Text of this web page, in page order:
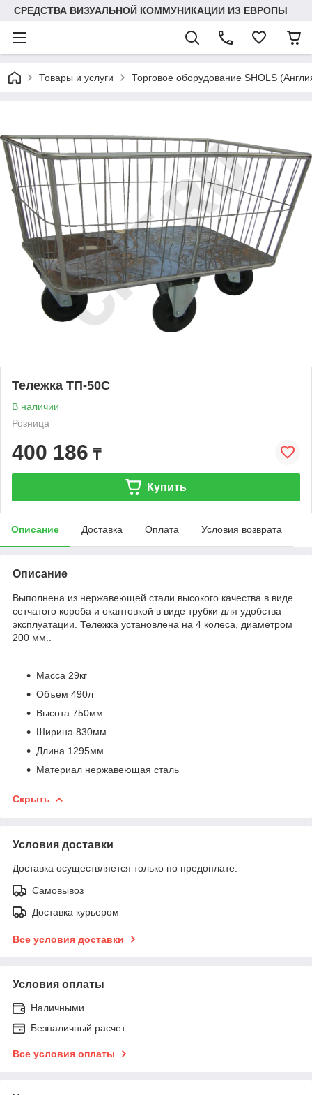
СРЕДСТВА ВИЗУАЛЬНОЙ КОММУНИКАЦИИ ИЗ ЕВРОПЫ
Товары и услуги Торговое оборудование SHOLS
Тележка ТП-50С
В наличии
Розница
400 186 ₸
Купить
Описание Доставка Оплата Условия возврата
Описание
Выполнена из нержавеющей стали высокого качества в виде
сетчатого короба и окантовкой в виде трубки для удобства
эксплуатации. Тележка установлена на 4 колеса, диаметром
200 мм..
Масса 29кг
Объем 490л
Высота 750мм
Ширина 830мм
Длина 1295мм
Материал нержавеющая сталь
Скрыть
Условия доставки
Доставка осуществляется только по предоплате.
Самовывоз
Доставка курьером
Все условия доставки
Условия оплаты
Наличными
Безналичный расчет
Все условия оплаты